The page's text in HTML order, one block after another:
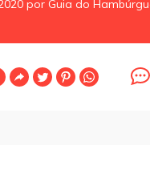
por Guia do